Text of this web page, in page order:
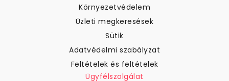
Környezetvédelem
Üzleti megkeresések
Sütik
Adatvédelmi szabályzat
Feltételek és feltételek
Ügyfélszolgálat